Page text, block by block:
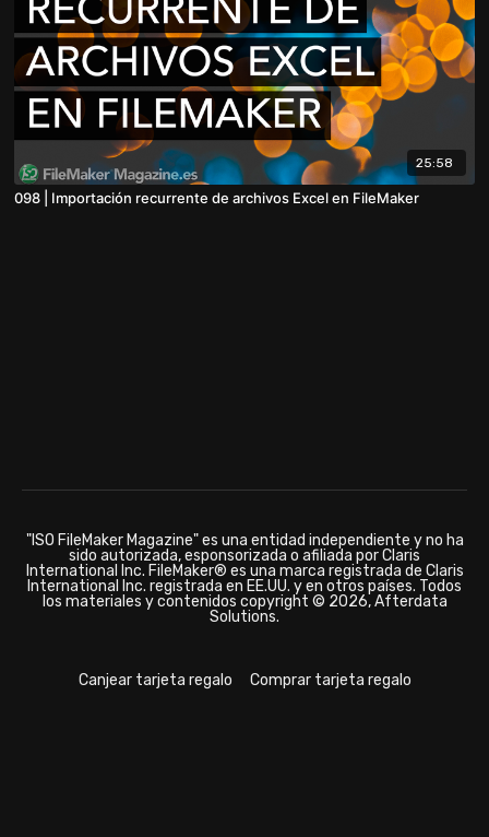
25:58
098 | Importación recurrente de archivos Excel en FileMaker
"ISO FileMaker Magazine" es una entidad independiente y no ha
sido autorizada, esponsorizada o afiliada por Claris
International Inc. FileMaker® es una marca registrada de Claris
International Inc. registrada en EE.UU. y en otros países. Todos
los materiales y contenidos copyright © 2026, Afterdata
Solutions.
Canjear tarjeta regalo Comprar tarjeta regalo